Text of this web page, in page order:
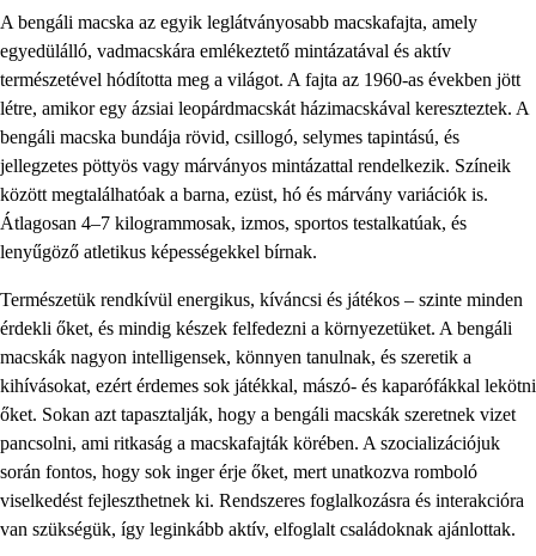
A bengáli macska az egyik leglátványosabb macskafajta, amely
egyedülálló, vadmacskára emlékeztető mintázatával és aktív
természetével hódította meg a világot. A fajta az 1960-as években jött
létre, amikor egy ázsiai leopárdmacskát házimacskával kereszteztek. A
bengáli macska bundája rövid, csillogó, selymes tapintású, és
jellegzetes pöttyös vagy márványos mintázattal rendelkezik. Színeik
között megtalálhatóak a barna, ezüst, hó és márvány variációk is.
Átlagosan 4–7 kilogrammosak, izmos, sportos testalkatúak, és
lenyűgöző atletikus képességekkel bírnak.
Természetük rendkívül energikus, kíváncsi és játékos – szinte minden
érdekli őket, és mindig készek felfedezni a környezetüket. A bengáli
macskák nagyon intelligensek, könnyen tanulnak, és szeretik a
kihívásokat, ezért érdemes sok játékkal, mászó- és kaparófákkal lekötni
őket. Sokan azt tapasztalják, hogy a bengáli macskák szeretnek vizet
pancsolni, ami ritkaság a macskafajták körében. A szocializációjuk
során fontos, hogy sok inger érje őket, mert unatkozva romboló
viselkedést fejleszthetnek ki. Rendszeres foglalkozásra és interakcióra
van szükségük, így leginkább aktív, elfoglalt családoknak ajánlottak.